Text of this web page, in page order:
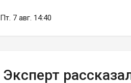
Пт. 7 авг. 14:40
Эксперт